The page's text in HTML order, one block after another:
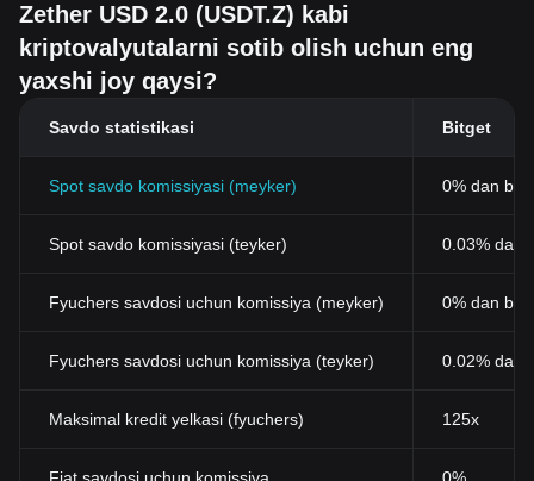
Zether USD 2.0 (USDT.Z) kabi
kriptovalyutalarni sotib olish uchun eng
yaxshi joy qaysi?
Savdo statistikasi Bitget
Spot savdo komissiyasi (meyker) 0% dan
Spot savdo komissiyasi (teyker) 0.03% dan
Fyuchers savdosi uchun komissiya (meyker) 0% dan
Fyuchers savdosi uchun komissiya (teyker) 0.02% dan
Maksimal kredit yelkasi (fyuchers) 125x